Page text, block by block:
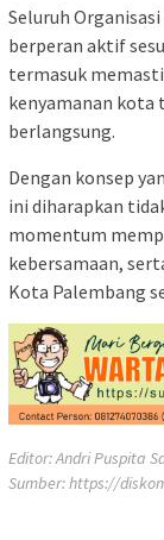
Seluruh
berperan aktif
termasuk
kenyamanan kota
berlangsung.
Dengan konsep
ini diharapkan
momentum
kebersamaan,
Kota Palembang
Editor: Andri Puspita
Sumber:https://